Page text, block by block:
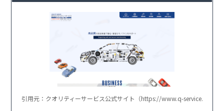
引用元：クオリティーサービス公式サイト（https://www.q-service.jp/）